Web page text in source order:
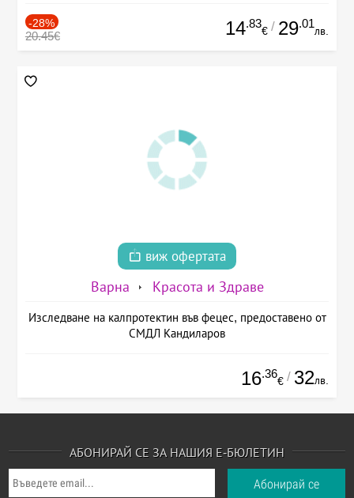
-28%
20.45€ 14.83
€ / 29.01
лв.
виж офертата
Варна Красота и Здраве
Изследване на калпротектин във фецес, предоставено от
СМДЛ Кандиларов
16.36
€ / 32лв.
АБОНИРАЙ СЕ ЗА НАШИЯ Е-БЮЛЕТИН